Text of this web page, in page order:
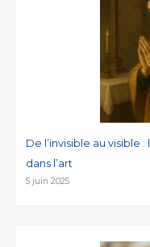
De l’invisible au visible
dans l’art
5 juin 2025